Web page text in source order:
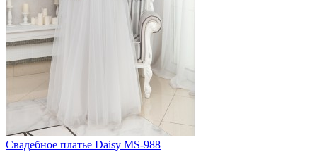
Свадебное платье Daisy MS-988